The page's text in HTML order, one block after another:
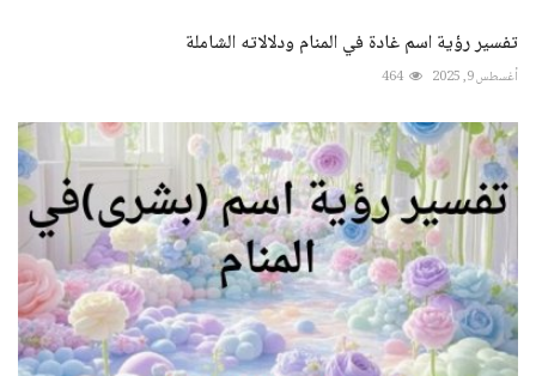
تفسير رؤية اسم غادة في المنام ودلالاته الشاملة
أغسطس 9, 2025 464